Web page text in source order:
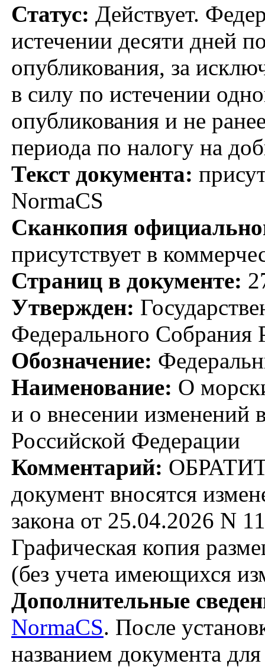
Статус: Действует.
истечении десяти дней
опубликования, за
в силу по истечении
опубликования и не
периода по налогу на
Текст документа:
NormaCS
Сканкопия
присутствует в
Страниц в документе:
Утвержден:
Федерального Собрания
Обозначение:
Наименование: О
и о внесении изменений
Российской Федерации
Комментарий:
документ вносятся
закона от 25.04.2026 N
Графическая копия
(без учета имеющихся
Дополнительные
NormaCS. После
названием документа